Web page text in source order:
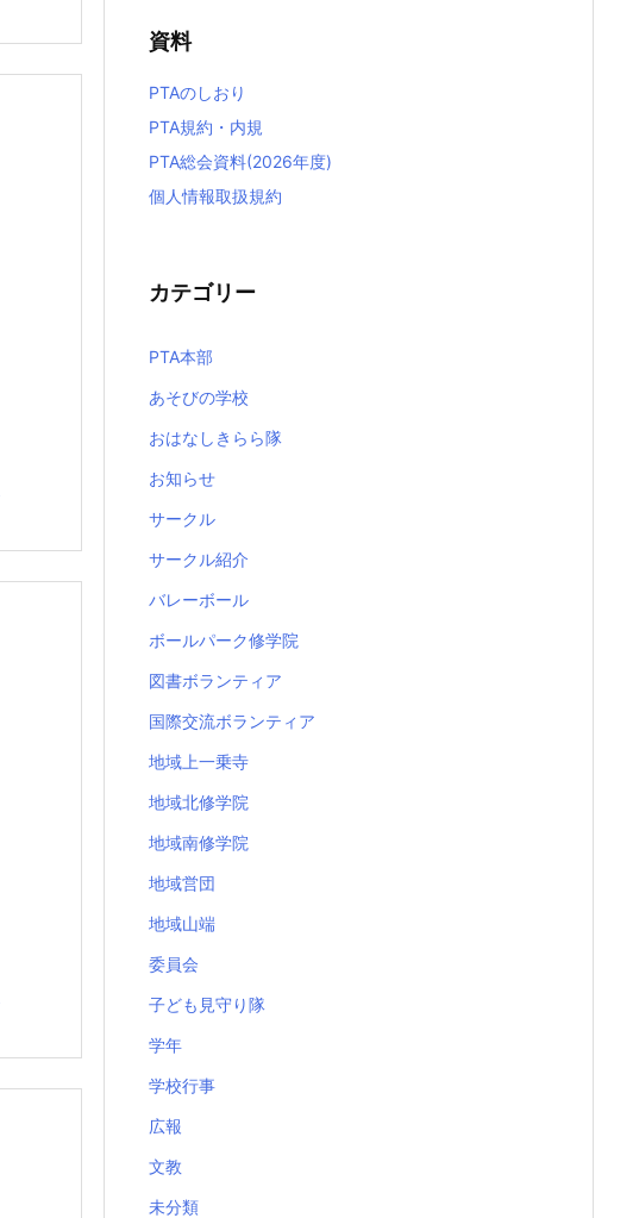
資料
PTAのしおり
PTA規約・内規
PTA総会資料(2026年度)
個人情報取扱規約
カテゴリー
PTA本部
あそびの学校
おはなしきらら隊
お知らせ
サークル
サークル紹介
バレーボール
ボールパーク修学院
図書ボランティア
国際交流ボランティア
地域上一乗寺
地域北修学院
地域南修学院
地域営団
地域山端
委員会
子ども見守り隊
学年
学校行事
広報
文教
未分類